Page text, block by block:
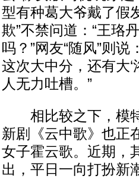
型有种葛大爷戴了假
欺”不禁问道：“王珞
吗？”网友“随风”则说
这次大中分，还有大
人无力吐槽。”
相比较之下，模特
新剧《云中歌》也正
女子霍云歌。近期，
出，平日一向打扮新